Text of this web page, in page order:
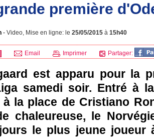
première
- Video, Mise en ligne: le 25/05/2015 à 15h40
Email Imprimer Partager:
est apparu pour la
samedi soir. Entré à
à la place de Cristiano
chaleureuse, le
le plus jeune joueur